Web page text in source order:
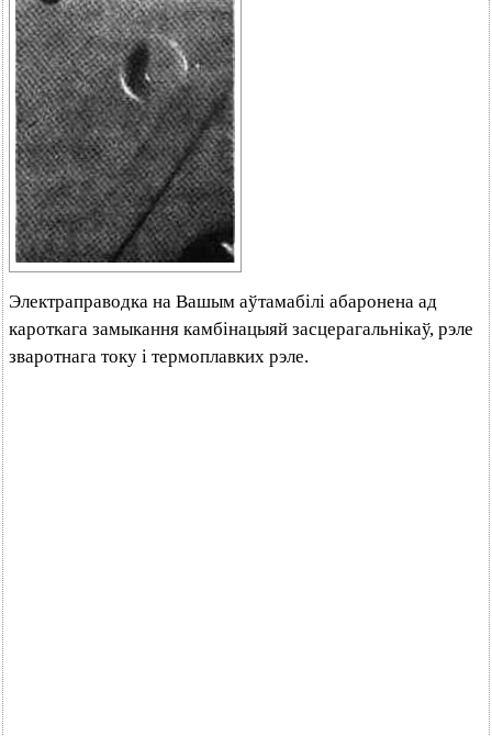
Электраправодка на Вашым аўтамабілі абаронена ад
кароткага замыкання камбінацыяй засцерагальнікаў, рэле
зваротнага току і термоплавких рэле.